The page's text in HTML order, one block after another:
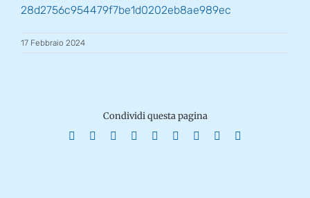
28d2756c954479f7be1d0202eb8ae989ec
17 Febbraio 2024
Condividi questa pagina
Facebook Reddit LinkedInWhatsApp
TumblrPinterest